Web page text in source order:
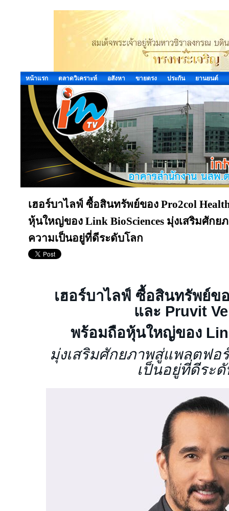
หน้าแรก ตลาดวิเคราะห์ อสังหา ขายตรง ประกัน ยานยนต์
เฮอร์บาไลฟ์ ซื้อสินทรัพย์ของ Pro2col
หุ้นใหญ่ของ Link BioSciences มุ่งเสริมศัก
ความเป็นอยู่ที่ดีระดับโลก
เฮอร์บาไลฟ์ ซื้อสินทรัพย์ข
และ Pruvit
พร้อมถือหุ้นใหญ่ของ
มุ่งเสริมศักยภาพสู่แพลตฟอ
เป็นอยู่ที่ดีระ